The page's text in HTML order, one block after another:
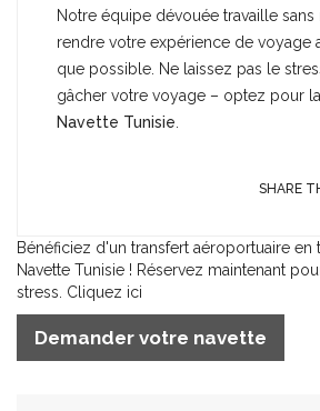
Notre équipe dévouée travaille
rendre votre expérience de voyage
que possible. Ne laissez pas le
gâcher votre voyage – optez pour
Navette Tunisie
SHARE
Bénéficiez d'un transfert aéroportuaire en
Navette Tunisie ! Réservez maintenant
stress. Cliquez ici
Demander votre navette